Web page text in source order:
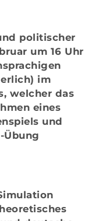
politischer
um 16 Uhr
im
welcher das
eines
und
Übung